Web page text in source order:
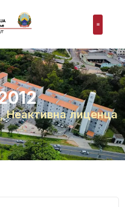
,Неактивна лиценца